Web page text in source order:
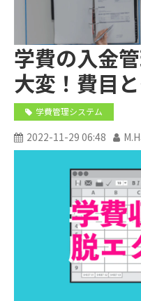
学費の入金
大変！費目
応学費管理システム
2022-11-29 06:48